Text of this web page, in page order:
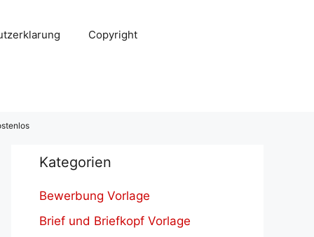
Copyright
Kategorien
Bewerbung Vorlage
Brief und Briefkopf Vorlage